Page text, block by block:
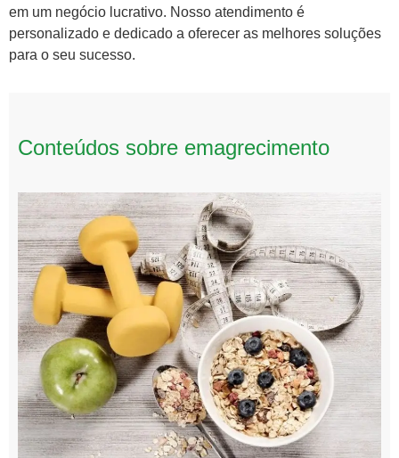
em um negócio lucrativo. Nosso atendimento é
personalizado e dedicado a oferecer as melhores soluções
para o seu sucesso.
Conteúdos sobre emagrecimento